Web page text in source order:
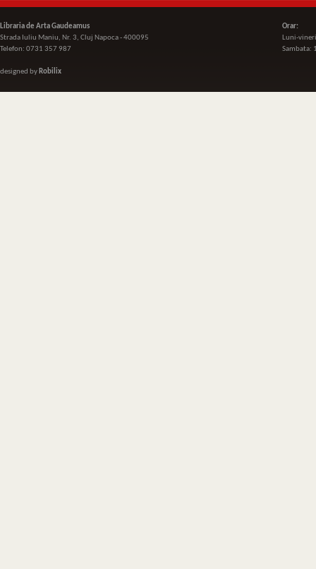
Libraria de Arta Gaudeamus
Strada Iuliu Maniu, Nr. 3, Cluj Napoca - 400095
Telefon: 0731 357 987
designed by Robilix
Orar:
Luni-
Sambata: